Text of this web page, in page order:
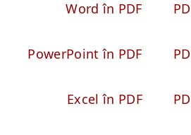
Word în PDF
PowerPoint în PDF
Excel în PDF